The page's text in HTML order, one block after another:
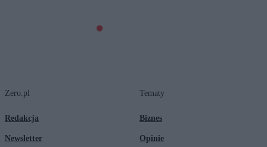
Zero.pl
Redakcja
Newsletter
Tematy
Biznes
Opinie